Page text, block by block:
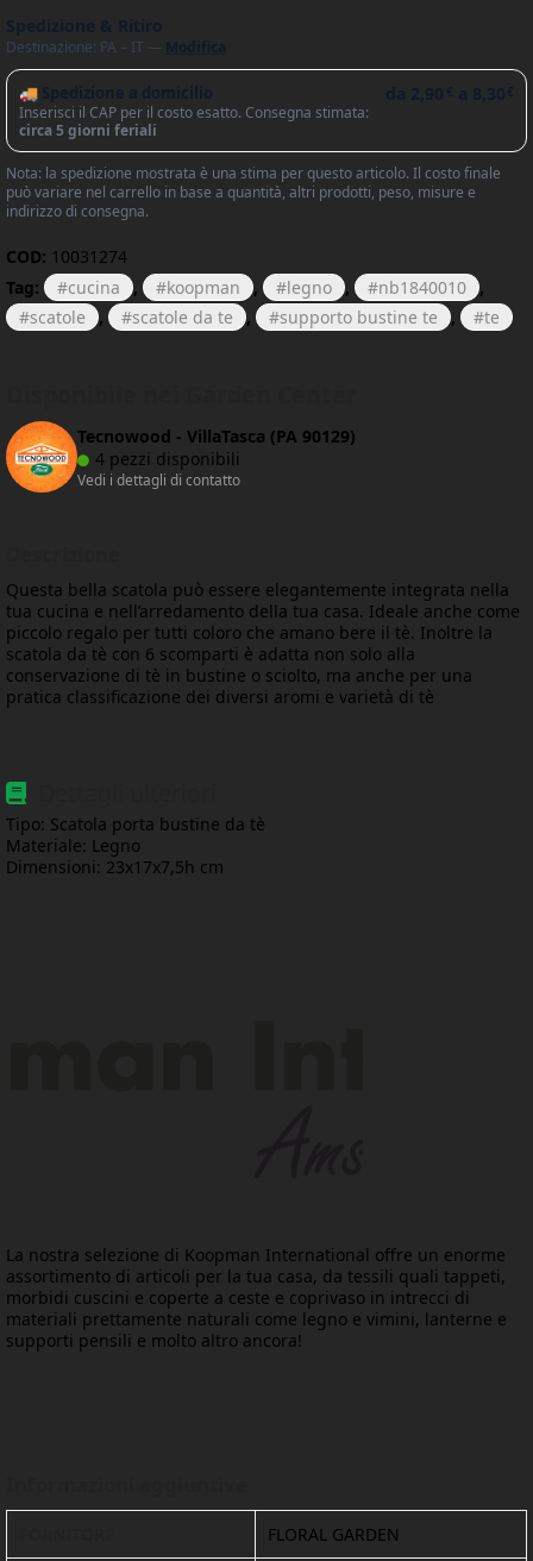
Destinazione: PA – IT —
🚚 Spedizione a domicilio
Inserisci il CAP per il costo esatto. Consegna stimata:
circa 5 giorni feriali
Nota: la spedizione mostrata è una stima per questo articolo. Il costo finale
può variare nel carrello in base a quantità, altri prodotti, peso, misure e
indirizzo di consegna.
COD: 10031274
Tag:
cucina , koopman , legno , nb1840010
,
scatole
, scatole da te , supporto bustine te , te
Tecnowood - VillaTasca (PA 90129)
4 pezzi disponibili
Vedi i dettagli di contatto
Questa bella scatola può essere elegantemente integrata nella
tua cucina e nell’arredamento della tua casa. Ideale anche come
piccolo regalo per tutti coloro che amano bere il tè. Inoltre la
scatola da tè con 6 scomparti è adatta non solo alla
conservazione di tè in bustine o sciolto, ma anche per una
pratica classificazione dei diversi aromi e varietà di tè
Tipo: Scatola porta bustine da tè
Materiale: Legno
Dimensioni: 23x17x7,5h cm
La nostra selezione di Koopman International offre un enorme
assortimento di articoli per la tua casa, da tessili quali tappeti,
morbidi cuscini e coperte a ceste e coprivaso in intrecci di
materiali prettamente naturali come legno e vimini, lanterne e
supporti pensili e molto altro ancora!
FLORAL GARDEN